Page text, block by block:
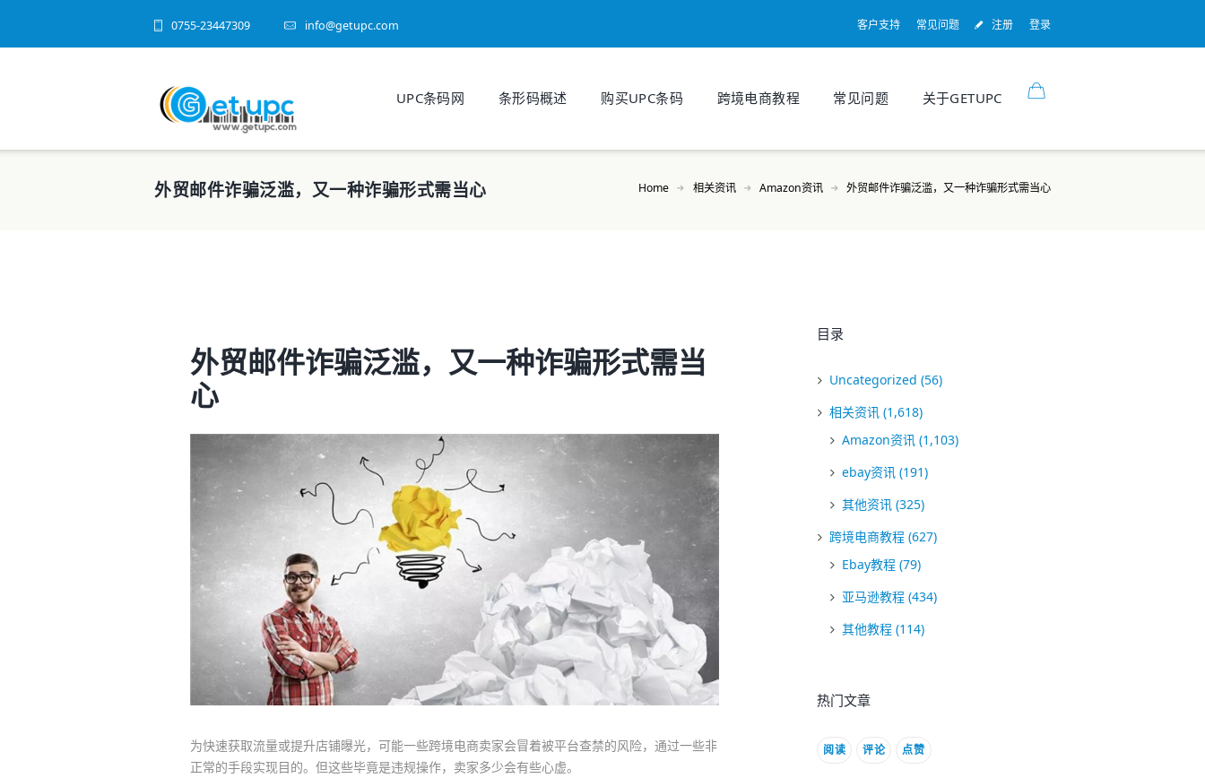
0755-23447309 info@getupc.com 客户支持 常见问题 注册 登录
UPC条码网 条形码概述 购买UPC条码 跨境电商教程 常见问题 关于GETUPC
外贸邮件诈骗泛滥，又一种诈骗形式需当心 Home 相关资讯 Amazon资讯 外贸邮件诈骗泛滥，又一种诈骗形式需当心
外贸邮件诈骗泛滥，又一种诈骗形式需当
心
为快速获取流量或提升店铺曝光，可能一些跨境电商卖家会冒着被平台查禁的风险，通过一些非
正常的手段实现目的。但这些毕竟是违规操作，卖家多少会有些心虚。
目录
Uncategorized (56)
相关资讯 (1,618)
Amazon资讯 (1,103)
ebay资讯 (191)
其他资讯 (325)
跨境电商教程 (627)
Ebay教程 (79)
亚马逊教程 (434)
其他教程 (114)
热门文章
阅读 评论 点赞